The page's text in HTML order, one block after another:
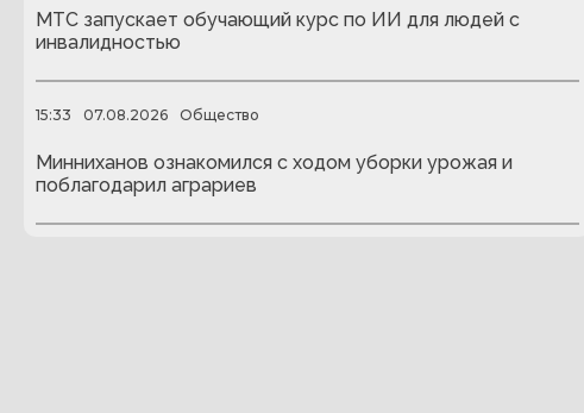
МТС запускает обучающий курс по ИИ для людей с
инвалидностью
15:33 07.08.2026 Общество
Минниханов ознакомился с ходом уборки урожая и
поблагодарил аграриев